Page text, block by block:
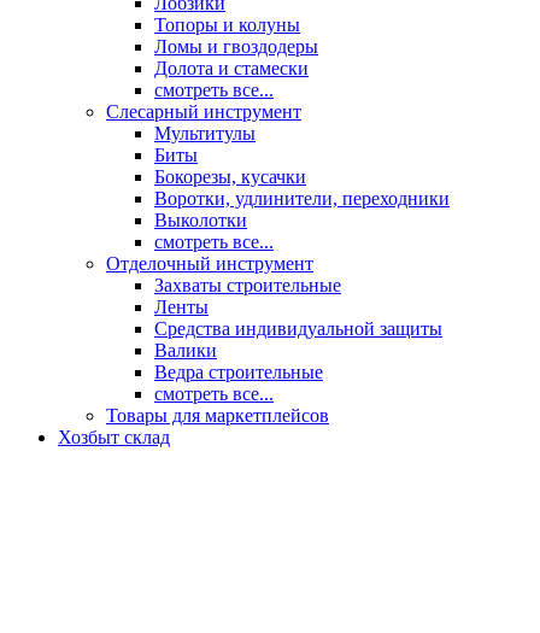
Топоры и колуны
Ломы и гвоздодеры
Долота и стамески
смотреть все...
Слесарный инструмент
Мультитулы
Биты
Бокорезы, кусачки
Воротки, удлинители, переходники
Выколотки
смотреть все...
Отделочный инструмент
Захваты строительные
Ленты
Средства индивидуальной защиты
Валики
Ведра строительные
смотреть все...
Товары для маркетплейсов
Хозбыт склад